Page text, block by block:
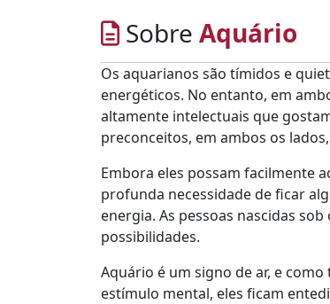
Sobre Aquário
Os aquarianos são tímidos e
energéticos. No entanto, em
altamente intelectuais que
preconceitos, em ambos os
Embora eles possam facilmente
profunda necessidade de ficar
energia. As pessoas nascidas
possibilidades.
Aquário é um signo de ar, e
estímulo mental, eles ficam